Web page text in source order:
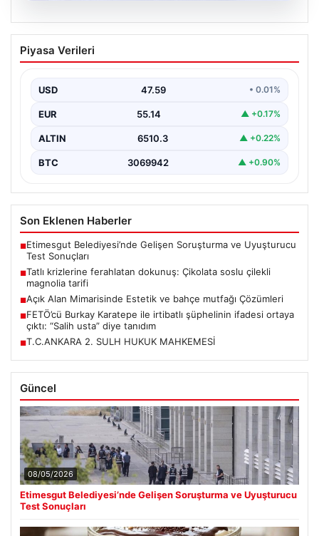
Tatlı krizlerine ferahlatan dokunuş:
Çikolata soslu çilekli magnolia tarifi
Soslu Çilekli Magnolia Tarifi”, “content”: “…
Piyasa Verileri
USD 47.59 • 0.01%
EUR 55.14 ▲ +0.17%
ALTIN 6510.3 ▲ +0.22%
BTC 3069942 ▲ +0.90%
Son Eklenen Haberler
■Etimesgut Belediyesi’nde Gelişen Soruşturma ve Uyuşturucu
Test Sonuçları
■Tatlı krizlerine ferahlatan dokunuş: Çikolata soslu çilekli
magnolia tarifi
■Açık Alan Mimarisinde Estetik ve bahçe mutfağı Çözümleri
■FETÖ’cü Burkay Karatepe ile irtibatlı şüphelinin ifadesi ortaya
çıktı: “Salih usta” diye tanıdım
■T.C.ANKARA 2. SULH HUKUK MAHKEMESİ
Güncel
08/05/2026
Etimesgut Belediyesi’nde Gelişen Soruşturma ve Uyuşturucu
Test Sonuçları